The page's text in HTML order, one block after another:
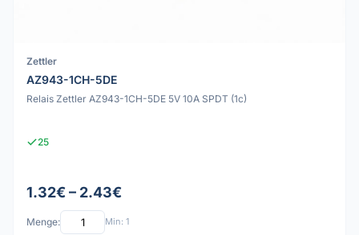
Zettler
AZ943-1CH-5DE
Relais Zettler AZ943-1CH-5DE 5V 10A SPDT (1c)
25
1.32€ – 2.43€
Menge: Min: 1